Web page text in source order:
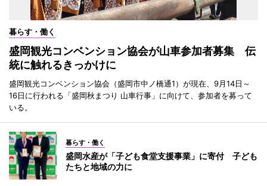
暮らす・働く
盛岡観光コンベンション協会が山車参加者募集 伝
統に触れるきっかけに
盛岡観光コンベンション協会（盛岡市中ノ橋通1）が現在、9月14日～
16日に行われる「盛岡秋まつり 山車行事」に向けて、参加者を募って
いる。
暮らす・働く
盛岡水産が「子ども食堂支援事業」に寄付 子ども
たちと地域の力に